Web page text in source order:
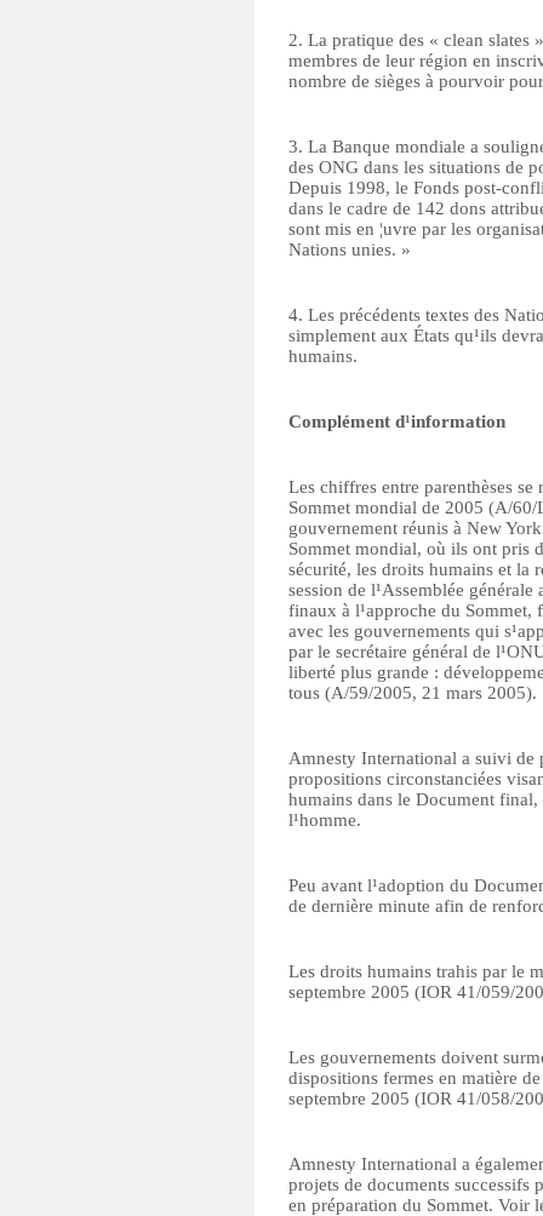
2. La pratique des « clean slates
membres de leur région en
nombre de sièges à pourvoir
3. La Banque mondiale a
des ONG dans les situations de
Depuis 1998, le Fonds post-
dans le cadre de 142 dons
sont mis en ¦uvre par les
Nations unies. »
4. Les précédents textes des
simplement aux États qu¹ils
humains.
Complément d¹information
Les chiffres entre parenthèses
Sommet mondial de 2005 (A/60/
gouvernement réunis à New
Sommet mondial, où ils ont pris
sécurité, les droits humains et la
session de l¹Assemblée
finaux à l¹approche du Sommet,
avec les gouvernements qui
par le secrétaire général de
liberté plus grande :
tous (A/59/2005, 21 mars 2005).
Amnesty International a suivi de
propositions circonstanciées
humains dans le Document
l¹homme.
Peu avant l¹adoption du
de dernière minute afin de
Les droits humains trahis par le
septembre 2005 (IOR 41/059/
Les gouvernements doivent
dispositions fermes en matière
septembre 2005 (IOR 41/058/
Amnesty International a
projets de documents successifs
en préparation du Sommet. Voir